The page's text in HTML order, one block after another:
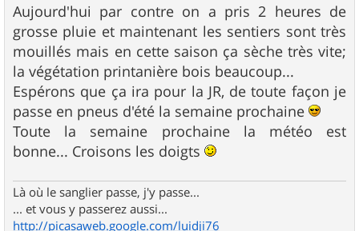
Aujourd'hui par contre on a pris 2 heures de
grosse pluie et maintenant les sentiers sont très
mouillés mais en cette saison ça sèche très vite;
la végétation printanière bois beaucoup...
Espérons que ça ira pour la JR, de toute façon je
passe en pneus d'été la semaine prochaine
Toute la semaine prochaine la météo est
bonne... Croisons les doigts
Là où le sanglier passe, j'y passe...
... et vous y passerez aussi...
http://picasaweb.google.com/luidji76